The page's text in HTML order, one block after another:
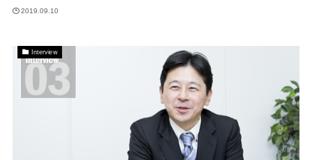
2019.09.10
Interview